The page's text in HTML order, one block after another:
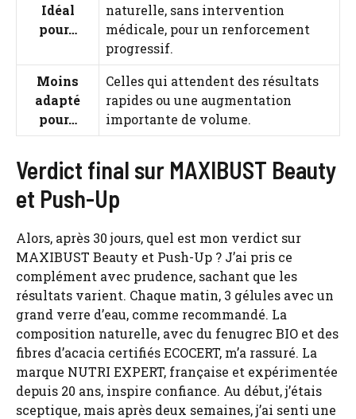
Idéal
pour…
naturelle, sans intervention
médicale, pour un renforcement
progressif.
Moins
adapté
pour…
Celles qui attendent des résultats
rapides ou une augmentation
importante de volume.
Verdict final sur MAXIBUST Beauty
et Push-Up
Alors, après 30 jours, quel est mon verdict sur
MAXIBUST Beauty et Push-Up ? J’ai pris ce
complément avec prudence, sachant que les
résultats varient. Chaque matin, 3 gélules avec un
grand verre d’eau, comme recommandé. La
composition naturelle, avec du fenugrec BIO et des
fibres d’acacia certifiés ECOCERT, m’a rassuré. La
marque NUTRI EXPERT, française et expérimentée
depuis 20 ans, inspire confiance. Au début, j’étais
sceptique, mais après deux semaines, j’ai senti une